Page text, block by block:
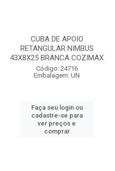
CUBA DE APOIO
RETANGULAR NIMBUS
43X8X25 BRANCA COZIMAX
Código: 24716
Embalagem: UN
Faça seu login ou
cadastre-se para
ver preços e
comprar